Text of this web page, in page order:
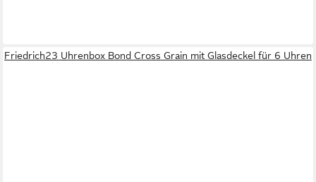
Friedrich23 Uhrenbox Bond Cross Grain mit Glasdeckel für 6 Uhren